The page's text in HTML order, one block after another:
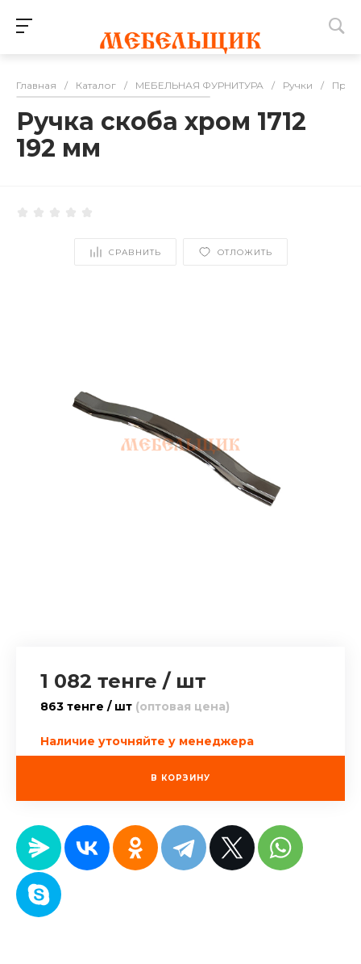
Главная / Каталог / МЕБЕЛЬНАЯ ФУРНИТУРА / Ручки /
Ручка скоба хром 1712
192 мм
СРАВНИТЬ ОТЛОЖИТЬ
1 082 тенге / шт
863 тенге / шт (оптовая цена)
Наличие уточняйте у менеджера
В КОРЗИНУ